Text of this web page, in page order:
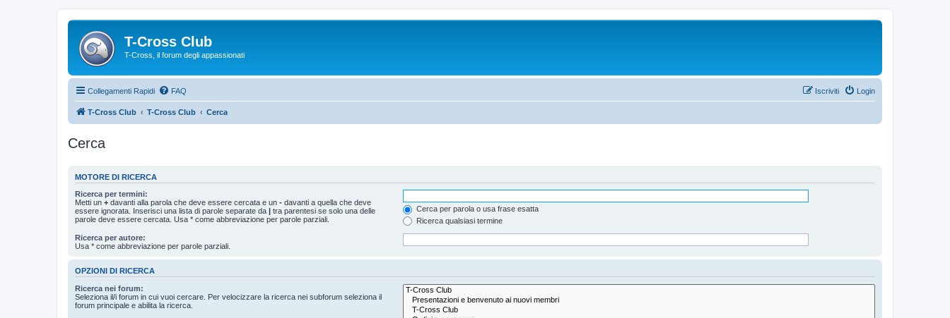
T-Cross Club
T-Cross, il forum degli appassionati
Collegamenti Rapidi FAQ Login
Iscriviti
T-Cross Club T-Cross Club Cerca
Cerca
MOTORE DI RICERCA
Ricerca per termini:
Metti un + davanti alla parola che deve essere cercata e un - davanti a quella che deve
essere ignorata. Inserisci una lista di parole separate da | tra parentesi se solo una delle
parole deve essere cercata. Usa * come abbreviazione per parole parziali.
Cerca per parola o usa frase esatta
Ricerca qualsiasi termine
Ricerca per autore:
Usa * come abbreviazione per parole parziali.
OPZIONI DI RICERCA
Ricerca nei forum:
Seleziona il/i forum in cui vuoi cercare. Per velocizzare la ricerca nei subforum seleziona il
forum principale e abilita la ricerca.